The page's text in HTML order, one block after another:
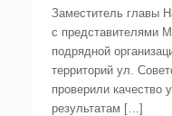
Заместитель главы
с представителями
подрядной
территорий ул.
проверили качество
результатам […]